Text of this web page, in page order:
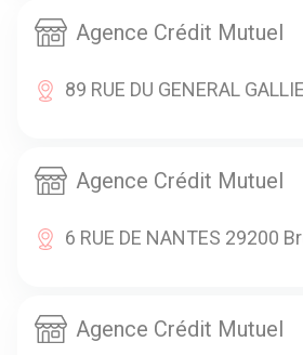
Agence Crédit Mutuel
89 RUE DU GENERAL
Agence Crédit Mutuel
6 RUE DE NANTES 29200
Agence Crédit Mutuel